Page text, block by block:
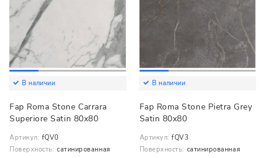
В наличии
Fap Roma Stone Carrara
Superiore Satin 80x80
Артикул: fQV0
Поверхность: сатинированная
В наличии
Fap Roma Stone Pietra Grey
Satin 80x80
Артикул: fQV3
Поверхность: сатинированная